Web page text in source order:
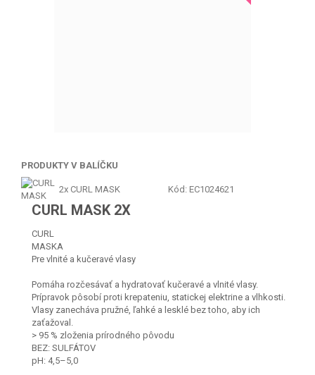
PRODUKTY V BALÍČKU
2x CURL MASK Kód: EC1024621
CURL MASK 2X
CURL
MASKA
Pre vlnité a kučeravé vlasy
Pomáha rozčesávať a hydratovať kučeravé a vlnité vlasy.
Prípravok pôsobí proti krepateniu, statickej elektrine a vlhkosti.
Vlasy zanecháva pružné, ľahké a lesklé bez toho, aby ich
zaťažoval.
> 95 % zloženia prírodného pôvodu
BEZ: SULFÁTOV
pH: 4,5–5,0